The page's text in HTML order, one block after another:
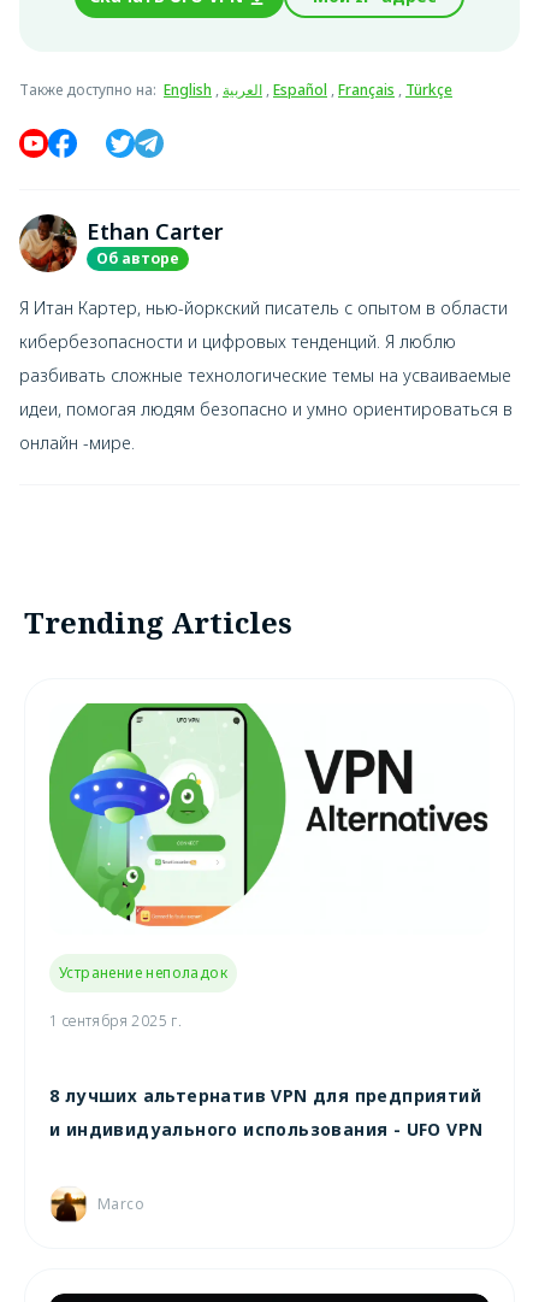
Также доступно на: English , العربية,Español ,Français , Türkçe
Ethan Carter
Об авторе
Я Итан Картер, нью-йоркский писатель с опытом в области
кибербезопасности и цифровых тенденций. Я люблю
разбивать сложные технологические темы на усваиваемые
идеи, помогая людям безопасно и умно ориентироваться в
онлайн -мире.
Trending Articles
Устранение неполадок
1 сентября 2025 г.
8 лучших альтернатив VPN для предприятий
и индивидуального использования - UFO VPN
Marco